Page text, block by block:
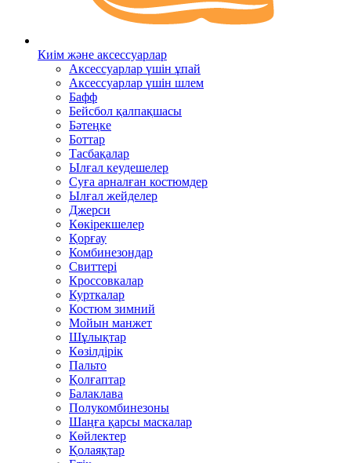
Киім және аксессуарлар
Аксессуарлар үшін ұпай
Аксессуарлар үшін шлем
Бафф
Бейсбол қалпақшасы
Бәтеңке
Боттар
Тасбақалар
Ылғал кеудешелер
Суға арналған костюмдер
Ылғал жейделер
Джерси
Көкірекшелер
Қорғау
Комбинезондар
Свиттері
Кроссовкалар
Курткалар
Костюм зимний
Мойын манжет
Шұлықтар
Көзілдірік
Пальто
Қолғаптар
Балаклава
Полукомбинезоны
Шаңға қарсы маскалар
Көйлектер
Қолаяқтар